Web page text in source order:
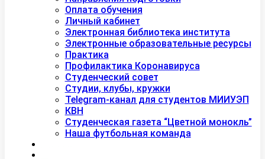
Оплата обучения
Личный кабинет
Электронная библиотека института
Электронные образовательные ресурсы
Практика
Профилактика Коронавируса
Студенческий совет
Студии, клубы, кружки
Telegram-канал для студентов МИИУЭП
КВН
Студенческая газета “Цветной монокль”
Наша футбольная команда